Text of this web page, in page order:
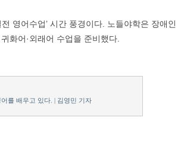
영어수업’ 시간 풍경이다. 노들야학은 장애인
화어·외래어 수업을 준비했다.
를 배우고 있다. | 김영민 기자